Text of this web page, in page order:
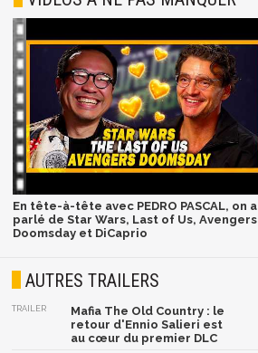
En tête-à-tête avec PEDRO PASCAL, on a
parlé de Star Wars, Last of Us, Avengers
Doomsday et DiCaprio
AUTRES TRAILERS
TRAILER
Mafia The Old Country : le
retour d'Ennio Salieri est
au cœur du premier DLC